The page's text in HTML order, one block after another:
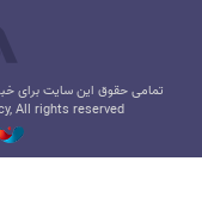
تمامی حقوق این سایت برای
All rights reserved